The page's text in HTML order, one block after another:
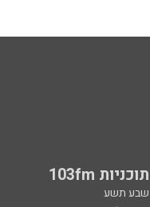
תוכניות 103fm
שבע תשע